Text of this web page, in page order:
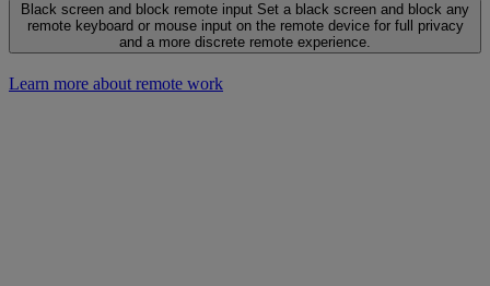
Black screen and block remote input Set a black screen and block any
remote keyboard or mouse input on the remote device for full privacy
and a more discrete remote experience.
Learn more about remote work